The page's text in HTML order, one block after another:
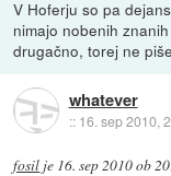
V Hoferju so pa
nimajo nobenih
drugačno, torej ne
whatever
:: 16. sep 2010,
fosil je 16. sep 2010 ob